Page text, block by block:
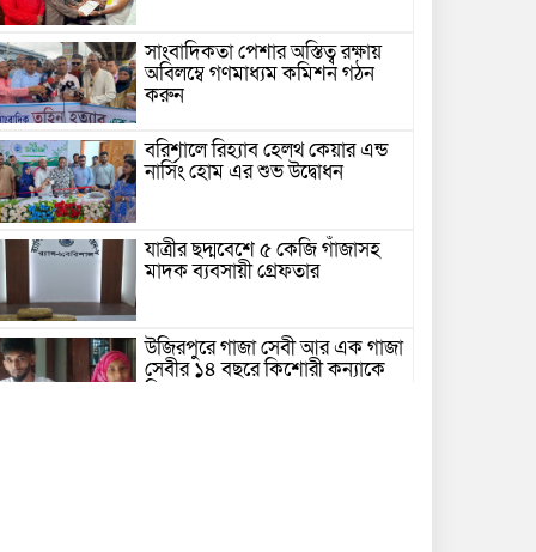
সাংবাদিকতা পেশার অস্তিত্ব রক্ষায়
অবিলম্বে গণমাধ্যম কমিশন গঠন
করুন
বরিশালে রিহ্যাব হেলথ কেয়ার এন্ড
নার্সিং হোম এর শুভ উদ্বোধন
যাত্রীর ছদ্মবেশে ৫ কেজি গাঁজাসহ
মাদক ব্যবসায়ী গ্রেফতার
উজিরপুরে গাজা সেবী আর এক গাজা
সেবীর ১৪ বছরে কিশোরী কন্যাকে
বিয়ে, এলাকায় তোলপাড়